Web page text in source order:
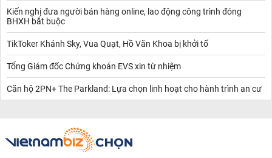
Kiến nghị đưa người bán hàng online, lao động công trình đóng
BHXH bắt buộc
TikToker Khánh Sky, Vua Quạt, Hồ Văn Khoa bị khởi tố
Tổng Giám đốc Chứng khoán EVS xin từ nhiệm
Căn hộ 2PN+ The Parkland: Lựa chọn linh hoạt cho hành trình an cư